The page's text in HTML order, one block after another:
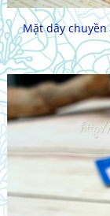
Mặt dây